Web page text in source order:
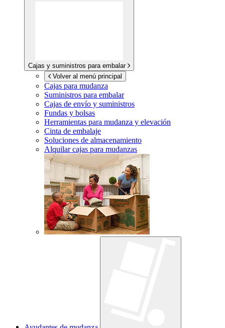
Cajas y suministros para embalar
Volver al menú principal
Cajas para mudanza
Suministros para embalar
Cajas de envío y suministros
Fundas y bolsas
Herramientas para mudanza y elevación
Cinta de embalaje
Soluciones de almacenamiento
Alquilar cajas para mudanzas